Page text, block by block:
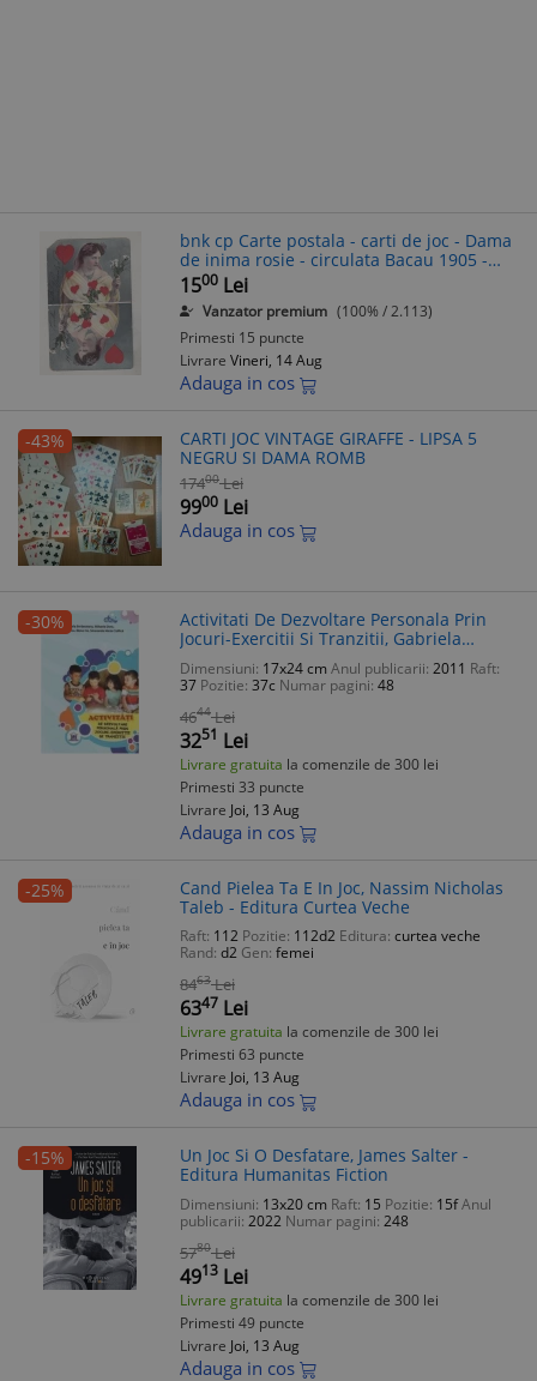
bnk cp Carte postala - carti de joc - Dama
de inima rosie - circulata Bacau 1905 -
uzata
1500 Lei
Vanzator premium (100% / 2.113)
Primesti 15 puncte
Livrare Vineri, 14 Aug
Adauga in cos
-43%
CARTI JOC VINTAGE GIRAFFE - LIPSA 5
NEGRU SI DAMA ROMB
17400 Lei
9900 Lei
Adauga in cos
-30%
Activitati De Dezvoltare Personala Prin
Jocuri-Exercitii Si Tranzitii, Gabriela
Berbeceanu, Mihaela Danc, Daniela
Ciurea - Editura DPH
Dimensiuni: 17x24 cmAnul publicarii: 2011 Raft:
37 Pozitie: 37c Numar pagini: 48
4644 Lei
3251 Lei
Livrare gratuita la comenzile de 300 lei
Primesti 33 puncte
Livrare Joi, 13 Aug
Adauga in cos
-25%
Cand Pielea Ta E In Joc, Nassim Nicholas
Taleb - Editura Curtea Veche
Raft: 112 Pozitie: 112d2 Editura: curtea veche
Rand: d2 Gen: femei
8463 Lei
6347 Lei
Livrare gratuita la comenzile de 300 lei
Primesti 63 puncte
Livrare Joi, 13 Aug
Adauga in cos
-15%
Un Joc Si O Desfatare, James Salter -
Editura Humanitas Fiction
Dimensiuni: 13x20 cm Raft: 15 Pozitie: 15fAnul
publicarii: 2022 Numar pagini: 248
5780 Lei
4913 Lei
Livrare gratuita la comenzile de 300 lei
Primesti 49 puncte
Livrare Joi, 13 Aug
Adauga in cos